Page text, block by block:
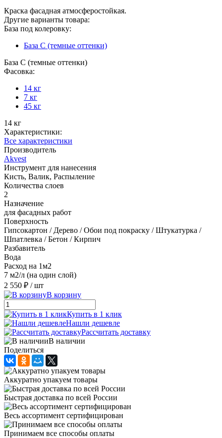
Краска фасадная атмосферостойкая.
Другие варианты товара:
База под колеровку:
База С (темные оттенки)
База С (темные оттенки)
Фасовка:
14 кг
7 кг
45 кг
14 кг
Характеристики:
Все характеристики
Производитель
Akvest
Инструмент для нанесения
Кисть, Валик, Распыление
Количества слоев
2
Назначение
для фасадных работ
Поверхность
Гипсокартон / Дерево / Обои под покраску / Штукатурка /
Шпатлевка / Бетон / Кирпич
Разбавитель
Вода
Расход на 1м2
7 м2/л (на один слой)
2 550 ₽ / шт
В корзину
Купить в 1 клик
Нашли дешевле
Рассчитать доставку
В наличии
Поделиться
Аккуратно упакуем товары
Быстрая доставка по всей России
Весь ассортимент сертифицирован
Принимаем все способы оплаты